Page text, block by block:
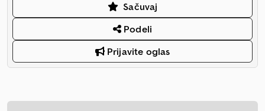
Sačuvaj
Podeli
Prijavite oglas